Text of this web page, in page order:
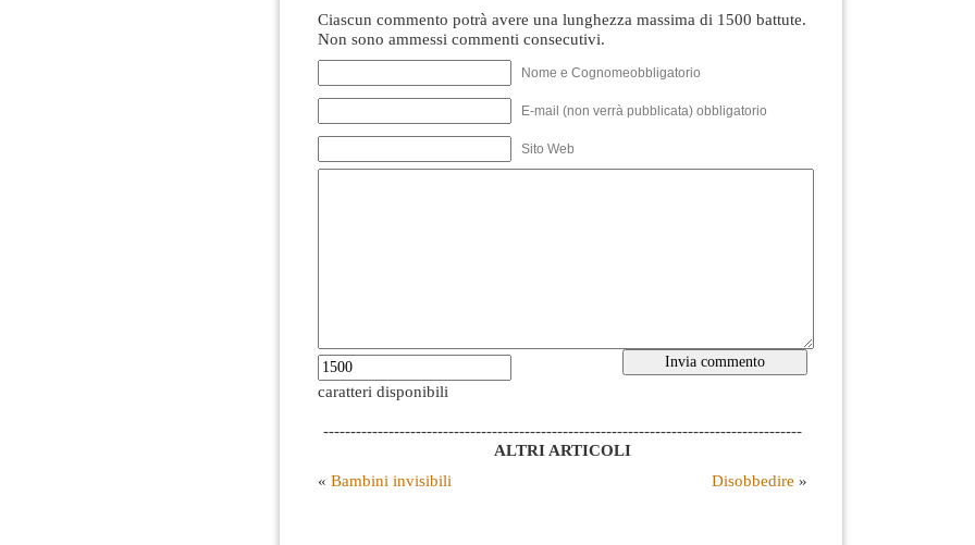
Ciascun commento potrà avere una lunghezza massima di 1500 battute.
Non sono ammessi commenti consecutivi.
Nome e Cognomeobbligatorio
E-mail (non verrà pubblicata) obbligatorio
Sito Web
caratteri disponibili
----------------------------------------------------------------------------------------
ALTRI ARTICOLI
« Bambini invisibili Disobbedire »